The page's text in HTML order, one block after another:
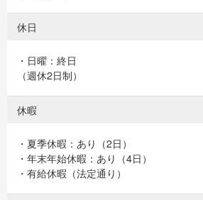
休日
・日曜：終日
（週休2日制）
休暇
・夏季休暇：あり（2日）
・年末年始休暇：あり（4日）
・有給休暇（法定通り）